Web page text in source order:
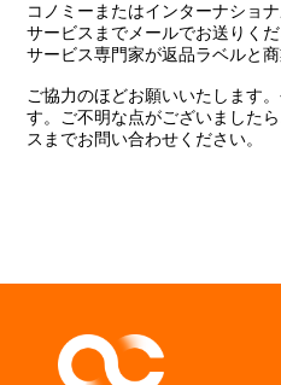
コノミーまたはインターナショ
サービスまでメールでお送りく
サービス専門家が返品ラベルと
ご協力のほどお願いいたします
す。ご不明な点がございました
スまでお問い合わせください。